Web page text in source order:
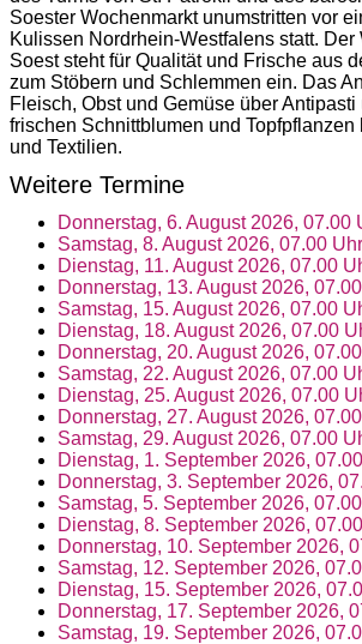
Soester Wochenmarkt unumstritten vor
Kulissen Nordrhein-Westfalens statt. Der
Soest steht für Qualität und Frische aus
zum Stöbern und Schlemmen ein. Das
Fleisch, Obst und Gemüse über
frischen Schnittblumen und
und Textilien.
Weitere Termine
Donnerstag, 6. August 2026, 07.00
Samstag, 8. August 2026, 07.00 Uhr
Dienstag, 11. August 2026, 07.00
Donnerstag, 13. August 2026,
Samstag, 15. August 2026, 07.00
Dienstag, 18. August 2026, 07.00
Donnerstag, 20. August 2026,
Samstag, 22. August 2026, 07.00
Dienstag, 25. August 2026, 07.00
Donnerstag, 27. August 2026,
Samstag, 29. August 2026, 07.00
Dienstag, 1. September 2026,
Donnerstag, 3. September 2026,
Samstag, 5. September 2026,
Dienstag, 8. September 2026,
Donnerstag, 10. September 2026,
Samstag, 12. September 2026,
Dienstag, 15. September 2026,
Donnerstag, 17. September 2026,
Samstag, 19. September 2026,